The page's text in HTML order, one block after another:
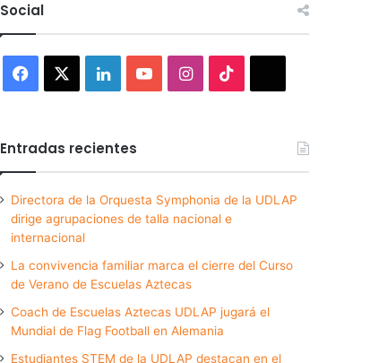
Social
Facebook LinkedInYouTubeInstagram
Entradas recientes
Directora de la Orquesta Symphonia de la UDLAP
dirige agrupaciones de talla nacional e
internacional
La convivencia familiar marca el cierre del Curso
de Verano de Escuelas Aztecas
Coach de Escuelas Aztecas UDLAP jugará el
Mundial de Flag Football en Alemania
Estudiantes STEM de la UDLAP destacan en el